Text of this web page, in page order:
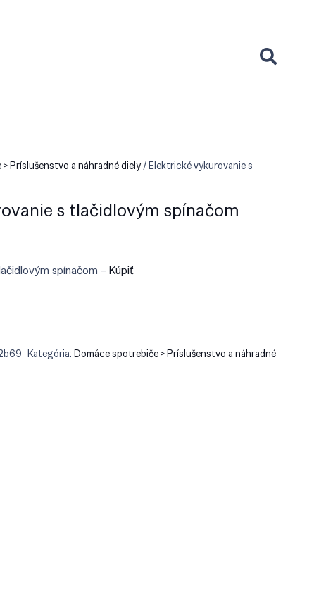
Príslušenstvo a náhradné diely/ Elektrické vykurovanie s
s tlačidlovým spínačom
spínačom –Kúpiť
Kategória:Domáce spotrebiče > Príslušenstvo a náhradné